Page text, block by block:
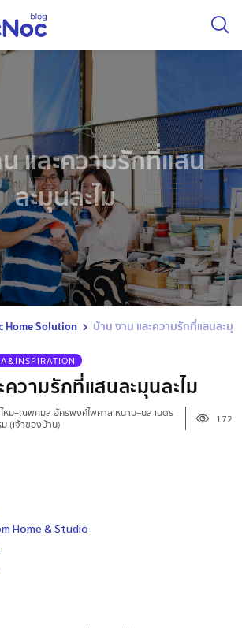
และความรักที่แสน
ละมุนละไม
Home Solution บ้าน งาน และความรักที่แสนละมุน
วามรักที่แสนละมุนละไม
หม–ณพกมล อัครพงศ์ไพศาล หนาม–นล เนตร
(เจ้าของบ้าน) 172
Home & Studio